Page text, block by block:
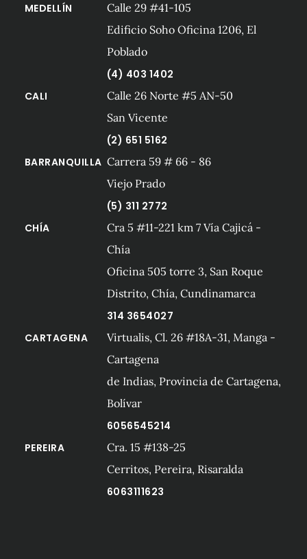
MEDELLÍN
Calle 29 #41-105
Edificio Soho Oficina 1206, El
Poblado
(4) 403 1402
CALI
Calle 26 Norte #5 AN-50
San Vicente
(2) 651 5162
BARRANQUILLA Carrera 59 # 66 - 86
Viejo Prado
(5) 311 2772
CHÍA
Cra 5 #11-221 km 7 Vía Cajicá -
Chía
Oficina 505 torre 3, San Roque
Distrito, Chía, Cundinamarca
314 3654027
CARTAGENA
Virtualis, Cl. 26 #18A-31, Manga -
Cartagena
de Indias, Provincia de Cartagena,
Bolívar
6056545214
PEREIRA
Cra. 15 #138-25
Cerritos, Pereira, Risaralda
6063111623